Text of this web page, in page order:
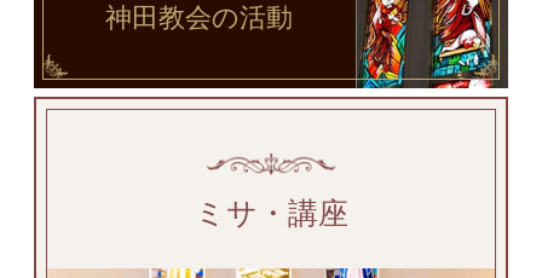
神田教会の活動
ミサ・講座